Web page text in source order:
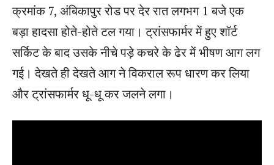
क्रमांक 7, अंबिकापुर रोड पर देर रात लगभग 1 बजे एक
बड़ा हादसा होते-होते टल गया। ट्रांसफार्मर में हुए शॉर्ट
सर्किट के बाद उसके नीचे पड़े कचरे के ढेर में भीषण आग लग
गई। देखते ही देखते आग ने विकराल रूप धारण कर लिया
और ट्रांसफार्मर धू-धू कर जलने लगा।